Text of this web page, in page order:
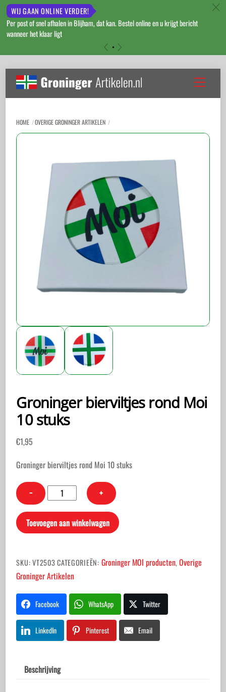
WIJ GAAN ONLINE VERDER!
Per post of snel afhalen in Blijham, dat kan. Bestel online en u krijgt bericht
wanneer het klaar ligt
c
content
Menu
HOME OVERIGE GRONINGER ARTIKELEN
Groninger bierviltjes rond Moi
10 stuks
€1,95
Groninger bierviltjes rond Moi 10 stuks
−
Groninger
bierviltjes
rond
Moi
aantal
+
Toevoegen aan winkelwagen
SKU:VT2503CATEGORIEËN: Groninger MOI producten, Overige
Groninger Artikelen
Facebook WhatsApp Twitter
LinkedIn Pinterest Email
Beschrijving